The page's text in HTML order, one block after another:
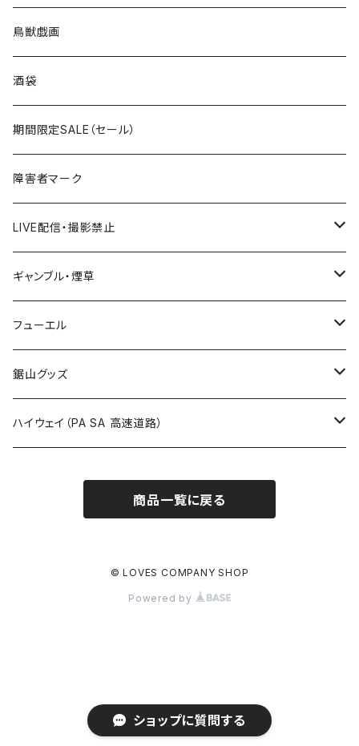
ショップに質問する
国道600～699号線
国道700～799号線
ROUTE100～199号線
ROUTE600～699号線
ROUTE700～799号線
ROUTE 0～99号線
ROUTE 100～199号線
ROUTE 600～699号線
ROUTE 700～799号線
キャップ
ROUTE 0～99号線
ROUTE 100～199号線
ROUTE 600～699号線
ROUTE 700～799号線
青森県
岩手県
宮城県
秋田県
Tシャツ
ステッカー
山形県
福島県
茨城県
栃木県
群馬県
ホテルキーホルダー
ステッカー
鳥獣戯画
酒袋
期間限定SALE（セール）
障害者マーク
LIVE配信・撮影禁止
LIVE配信禁止
撮影禁止
ギャンブル・煙草
ホテルキーホルダー
たばこ・禁煙ステッカー
フューエル
ステッカー
鋸山グッズ
Tシャツ
ハイウェイ（PA SA 高速道路）
商品一覧に戻る
© LOVES COMPANY SHOP
Powered by